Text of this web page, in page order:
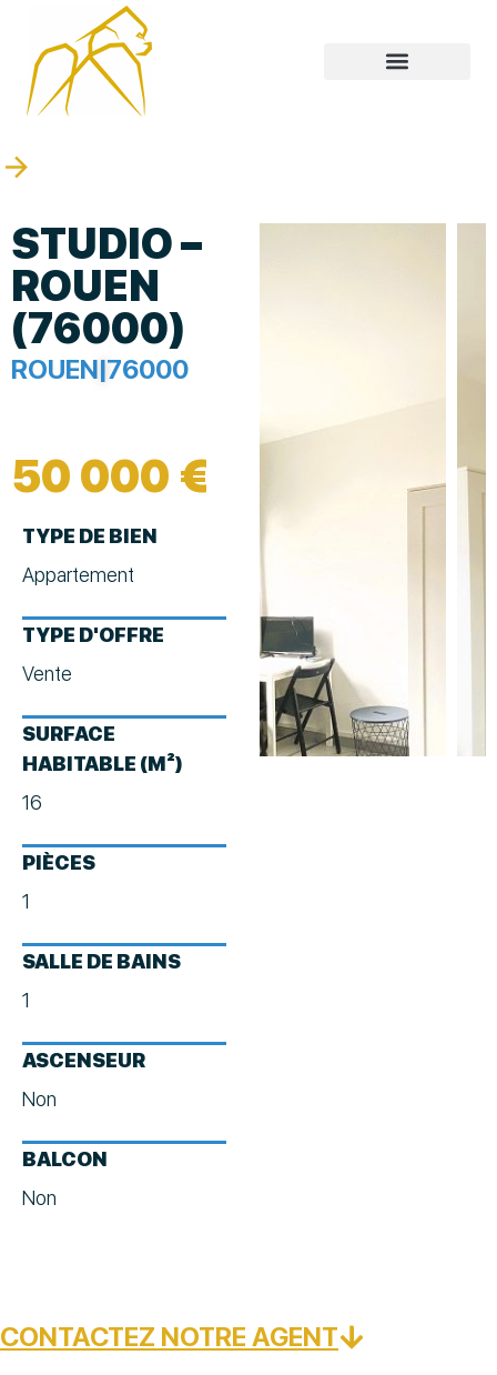
STUDIO –
ROUEN
(76000)
ROUEN|76000
50 000 €
TYPE DE BIEN
Appartement
TYPE D'OFFRE
Vente
SURFACE
HABITABLE (M²)
16
PIÈCES
1
SALLE DE BAINS
1
ASCENSEUR
Non
BALCON
Non
CONTACTEZ NOTRE AGENT